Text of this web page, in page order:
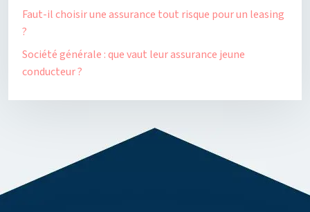
Faut-il choisir une assurance tout risque pour un leasing
?
Société générale : que vaut leur assurance jeune
conducteur ?